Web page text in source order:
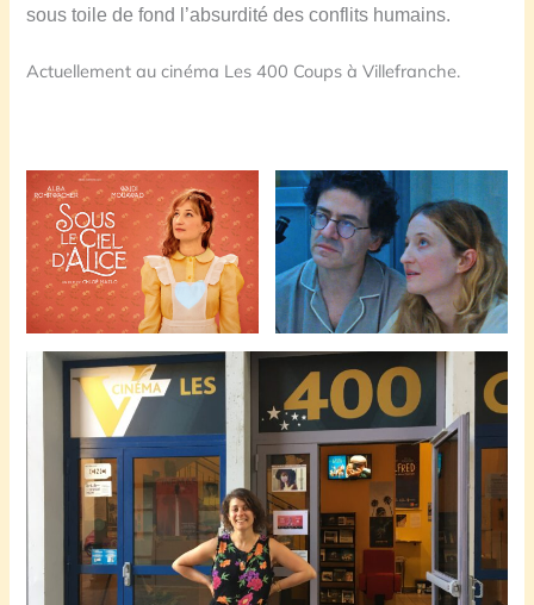
sous toile de fond l’absurdité des conflits humains.
Actuellement au cinéma Les 400 Coups à Villefranche.